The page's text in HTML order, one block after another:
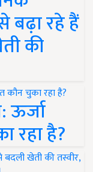
बढ़ा रहे हैं
की
ऊर्जा
रहा है?